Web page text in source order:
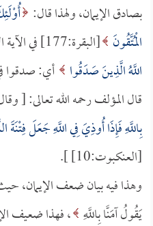
بصادق الإيمان، ولهذا قال:
الْمُتَّقُونَ [البقرة:177] في الآية الأخرى، وهنا قال:
اللَّهُ الَّذِينَ صَدَقُوا أي: صدقوا
قال المؤلف رحمه الله تعالى: [
بِاللَّهِ فَإِذَا أُوذِيَ فِي اللَّهِ جَعَلَ
[العنكبوت:10] ].
وهذا فيه بيان ضعف الإيمان،
يَقُولُ آمَنَّا بِاللَّهِ ، فهذا ضعيف